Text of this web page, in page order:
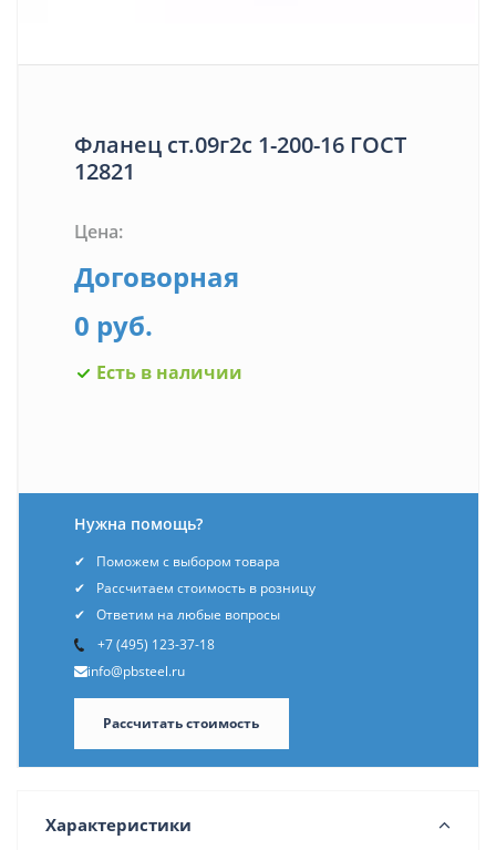
Фланец ст.09г2с 1-200-16 ГОСТ
12821
Цена:
Договорная
0 руб.
Есть в наличии
Нужна помощь?
Поможем с выбором товара
Рассчитаем стоимость в розницу
Ответим на любые вопросы
+7 (495) 123-37-18
info@pbsteel.ru
Рассчитать стоимость
Характеристики